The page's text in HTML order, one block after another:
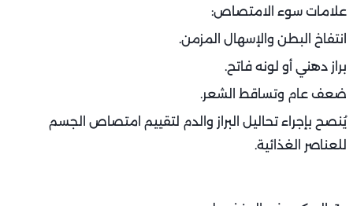
مشكلات الجهاز الهضمي وسوء الامتصاص:
يُعد ضعف امتصاص العناصر الغذائية أحد أكثر الأسباب الطبية
خلف النحافة المفرطة شيوعًا.
في بعض الحالات، لا يستطيع الجهاز الهضمي امتصاص
البروتينات أو الدهون أو الكربوهيدرات بشكل سليم، مما يؤدي